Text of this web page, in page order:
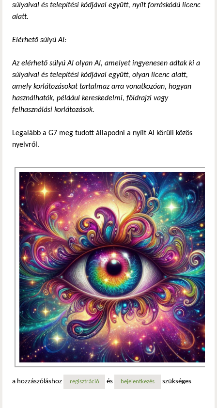
súlyaival és telepítési kódjával együtt, nyílt forráskódú licenc
alatt.
Elérhető súlyú AI:
Az elérhető súlyú AI olyan AI, amelyet ingyenesen adtak ki a
súlyaival és telepítési kódjával együtt, olyan licenc alatt,
amely korlátozásokat tartalmaz arra vonatkozóan, hogyan
használhatók, például kereskedelmi, földrajzi vagy
felhasználási korlátozások.
Legalább a G7 meg tudott állapodni a nyílt AI körüli közös
nyelvről.
a hozzászóláshoz regisztráció és bejelentkezés szükséges